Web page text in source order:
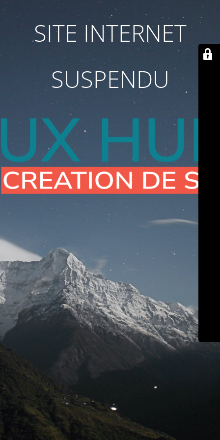
SITE INTERNET
SUSPENDU